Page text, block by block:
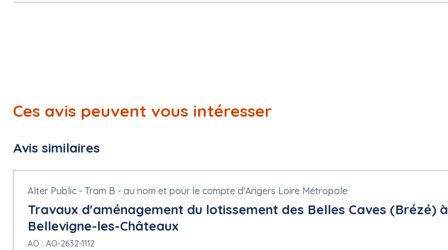
Ces avis peuvent vous intéresser
Avis similaires
Alter Public - Tram B - au nom et pour le compte d'Angers Loire Métropole
Travaux d'aménagement du lotissement des Belles Caves (Brézé) à
Bellevigne-les-Châteaux
AO : AO-2632-1112